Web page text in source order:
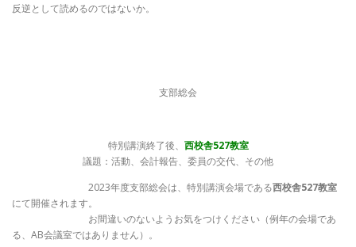
反逆として読めるのではないか。
支部総会
特別講演終了後、 西校舎527教室
議題：活動、会計報告、委員の交代、その他
2023年度支部総会は、特別講演会場である西校舎527教室
にて開催されます。
お間違いのないようお気をつけください（例年の会場であ
る、AB会議室ではありません）。